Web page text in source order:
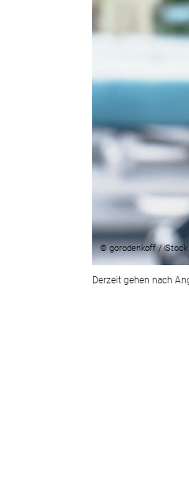
© gorodenkoff /
Derzeit gehen nach